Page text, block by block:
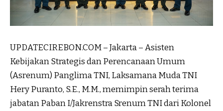
UPDATECIREBON.COM – Jakarta – Asisten
Kebijakan Strategis dan Perencanaan Umum
(Asrenum) Panglima TNI, Laksamana Muda TNI
Hery Puranto, S.E., M.M., memimpin serah terima
jabatan Paban I/Jakrenstra Srenum TNI dari Kolonel